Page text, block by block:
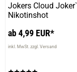
25.04.2021 —
Sükrü A.
verifizierter
- DINNER LADY
Jokers Cloud
Nikotinshot
ab 4,99 EUR*
inkl. MwSt. zzgl. Versand